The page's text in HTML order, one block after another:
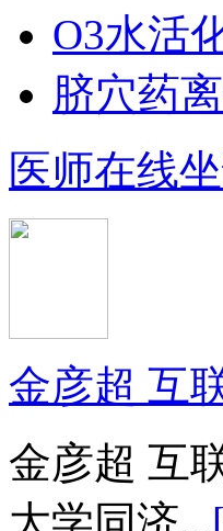
O3水活
脐穴药
医师在线
金彦超 互
金彦超 互
大学同济...